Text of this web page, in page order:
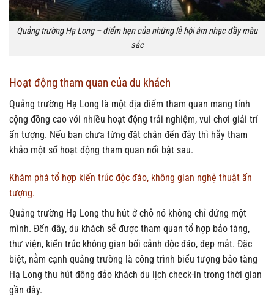
Quảng trường Hạ Long – điểm hẹn của những lễ hội âm nhạc đầy màu
sắc
Hoạt động tham quan của du khách
Quảng trường Hạ Long là một địa điểm tham quan mang tính
cộng đồng cao với nhiều hoạt động trải nghiệm, vui chơi giải trí
ấn tượng. Nếu bạn chưa từng đặt chân đến đây thì hãy tham
khảo một số hoạt động tham quan nổi bật sau.
Khám phá tổ hợp kiến trúc độc đáo, không gian nghệ thuật ấn
tượng.
Quảng trường Hạ Long thu hút ở chỗ nó không chỉ đứng một
mình. Đến đây, du khách sẽ được tham quan tổ hợp bảo tàng,
thư viện, kiến trúc không gian bối cảnh độc đáo, đẹp mắt. Đặc
biệt, nằm cạnh quảng trường là công trình biểu tượng bảo tàng
Hạ Long thu hút đông đảo khách du lịch check-in trong thời gian
gần đây.